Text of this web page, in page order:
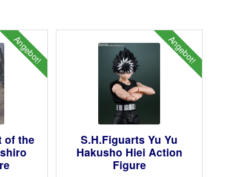
Angebot!
of the
Angebot!
S.H.Figuarts Yu Yu
Hakusho Hiei Action
Figure